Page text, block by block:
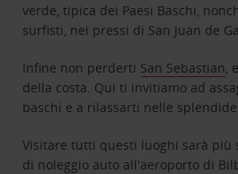
verde, tipica dei Paesi Baschi,
surfisti, nei pressi di San Juan de
Infine non perderti San Sebastian,
della costa. Qui ti invitiamo ad
baschi e a rilassarti nelle splendide
Visitare tutti questi luoghi sarà più
di noleggio auto all'aeroporto di